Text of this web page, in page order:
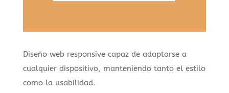
Diseño web responsive capaz de adaptarse a
cualquier dispositivo, manteniendo tanto el estilo
como la usabilidad.